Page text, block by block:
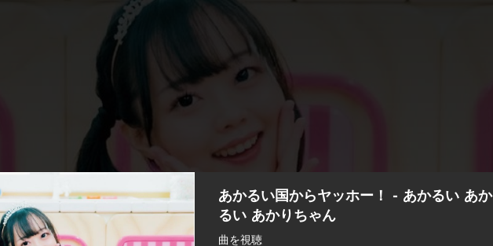
い国からヤッホー！
あかるい国からヤッホー！ - あかるい あか
るい あかりちゃん
曲を視聴